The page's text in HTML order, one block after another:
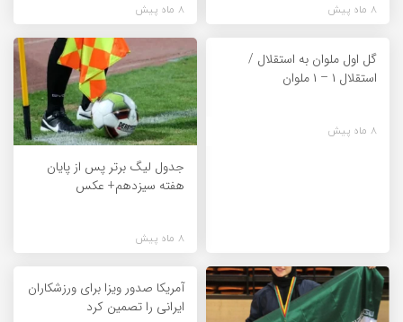
8 ماه پیش 8 ماه پیش
گل اول ملوان به استقلال /
استقلال ۱ – ۱ ملوان
8 ماه پیش
جدول لیگ برتر پس از پایان
هفته سیزدهم+ عکس
8 ماه پیش
آمریکا صدور ویزا برای ورزشکاران
ایرانی را تصمین کرد